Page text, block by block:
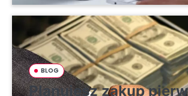
BLOG
Planujesz zakup